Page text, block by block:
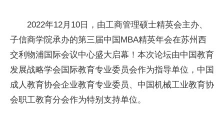
2022年12月10日，由工商管理硕士精英会主办、
子信商学院承办的第三届中国MBA精英年会在苏州西
交利物浦国际会议中心盛大启幕！本次论坛由中国教育
发展战略学会国际教育专业委员会作为指导单位，中国
成人教育协会企业教育专业委员、中国机械工业教育协
会职工教育分会作为特别支持单位。